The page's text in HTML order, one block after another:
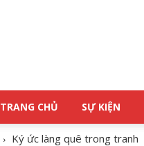
TRANG CHỦ SỰ KIỆN
Ký ức làng quê trong tranh